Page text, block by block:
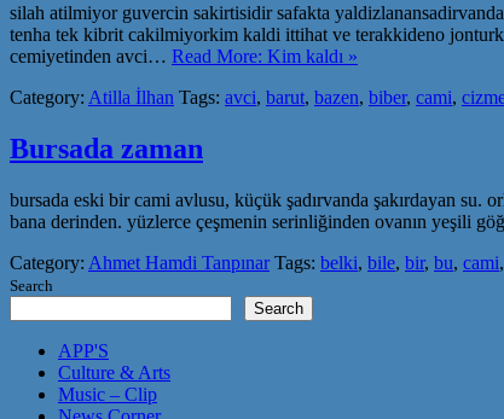
silah atilmiyor guvercin sakirtisidir safakta
tenha tek kibrit cakilmiyorkim kaldi ittihat ve terakkideno
cemiyetinden avci… Read More: Kim kaldı »
Category: Atilla İlhan Tags: avci, barut, bazen, biber, cami,
Bursada zaman
bursada eski bir cami avlusu, küçük şadırvanda şakırdayan
bana derinden. yüzlerce çeşmenin serinliğinden ovanın yeşili
Category: Ahmet Hamdi Tanpınar Tags: belki, bile, bir, bu, cami,
Search
Search
APP'S
Culture & Arts
Music – Clip